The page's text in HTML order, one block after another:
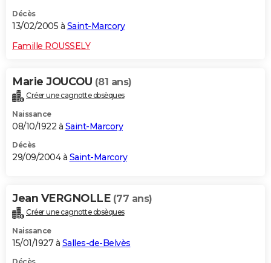
Décès
13/02/2005 à Saint-Marcory
Famille ROUSSELY
Marie JOUCOU (81 ans)
Créer une cagnotte obsèques
Naissance
08/10/1922 à Saint-Marcory
Décès
29/09/2004 à Saint-Marcory
Jean VERGNOLLE (77 ans)
Créer une cagnotte obsèques
Naissance
15/01/1927 à Salles-de-Belvès